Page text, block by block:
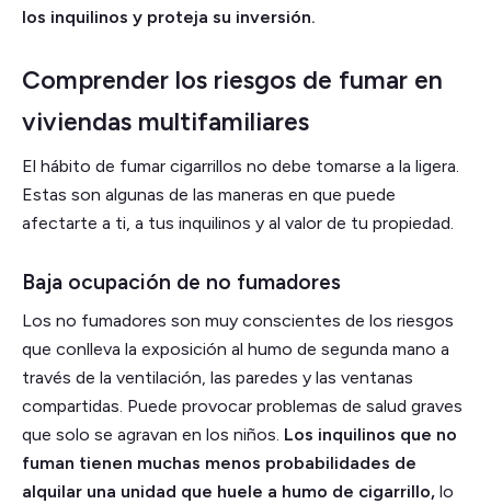
los inquilinos y proteja su inversión.
Comprender los riesgos de fumar en
viviendas multifamiliares
El hábito de fumar cigarrillos no debe tomarse a la ligera.
Estas son algunas de las maneras en que puede
afectarte a ti, a tus inquilinos y al valor de tu propiedad.
Baja ocupación de no fumadores
Los no fumadores son muy conscientes de los riesgos
que conlleva la exposición al humo de segunda mano a
través de la ventilación, las paredes y las ventanas
compartidas. Puede provocar problemas de salud graves
que solo se agravan en los niños. Los inquilinos que no
fuman tienen muchas menos probabilidades de
alquilar una unidad que huele a humo de cigarrillo, lo